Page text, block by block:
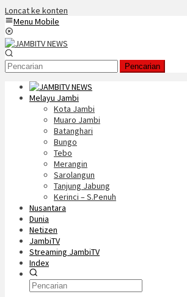
Loncat ke konten
Menu Mobile
Pencarian
Melayu Jambi
Kota Jambi
Muaro Jambi
Batanghari
Bungo
Tebo
Merangin
Sarolangun
Tanjung Jabung
Kerinci – S.Penuh
Nusantara
Dunia
Netizen
JambiTV
Streaming JambiTV
Index